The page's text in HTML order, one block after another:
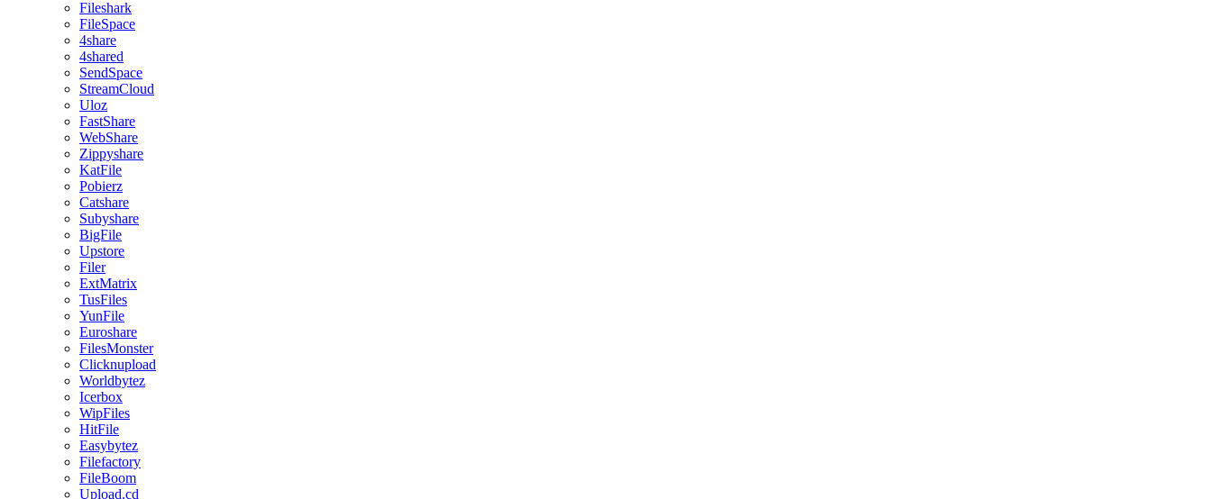
Fileshark
FileSpace
4share
4shared
SendSpace
StreamCloud
Uloz
FastShare
WebShare
Zippyshare
KatFile
Pobierz
Catshare
Subyshare
BigFile
Upstore
Filer
ExtMatrix
TusFiles
YunFile
Euroshare
FilesMonster
Clicknupload
Worldbytez
Icerbox
WipFiles
HitFile
Easybytez
Filefactory
FileBoom
Upload.cd